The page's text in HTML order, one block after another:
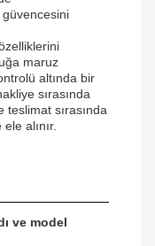
maruz
altında bir
sırasında
teslimat sırasında
alınır.
ve model